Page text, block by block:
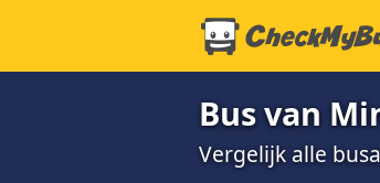
Bus van
Vergelijk alle